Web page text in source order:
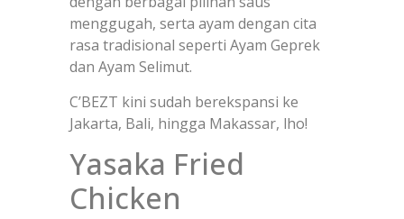
menggugah, serta ayam dengan cita
rasa tradisional seperti Ayam Geprek
dan Ayam Selimut.
C’BEZT kini sudah berekspansi ke
Jakarta, Bali, hingga Makassar, lho!
Yasaka Fried
Chicken